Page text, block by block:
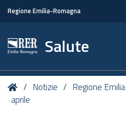
Regione Emilia-Romagna
Salute
Tu
sei
HomeNotizie Regione
aprile